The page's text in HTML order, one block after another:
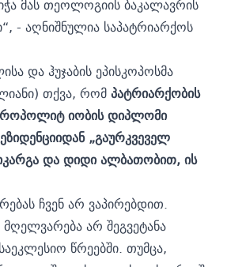
მას თეოლოგიის ბაკალავრის
- აღნიშნულია საპატრიარქოს
და ჰუჯაბის ეპისკოპოსმა
თქვა, რომპატრიარქობის
იობის დიპლომი
„გაურკვეველ
და დიდი ალბათობით, ის
ჩვენ არ ვაპირებდით.
არ შეგვეტანა
წრეებში. თუმცა,